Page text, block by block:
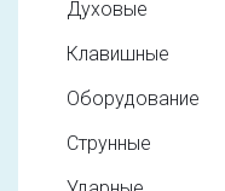
Духовые
Клавишные
Оборудование
Струнные